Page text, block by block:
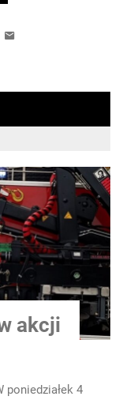
akcji
poniedziałek 4